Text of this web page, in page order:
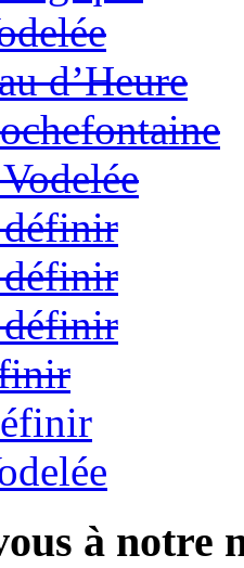
d’Heure
à notre